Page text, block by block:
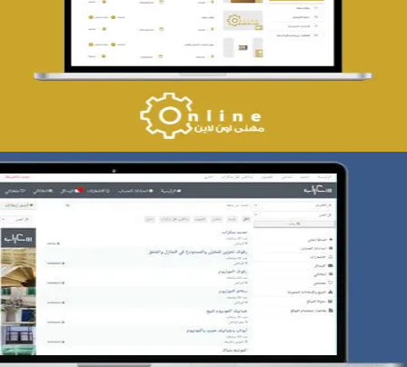
تصميم حراج مهنى
التفاصيل
تصميم حراج سكراب
التفاصيل